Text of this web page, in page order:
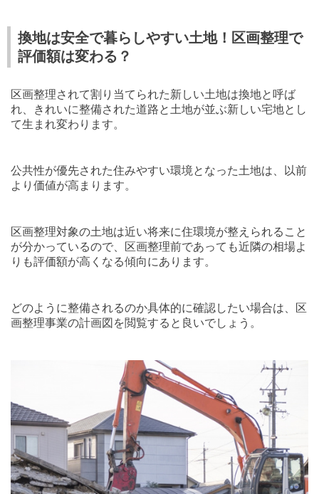
換地は安全で暮らしやすい土地！区画整理で
評価額は変わる？
区画整理されて割り当てられた新しい土地は換地と呼ば
れ、きれいに整備された道路と土地が並ぶ新しい宅地とし
て生まれ変わります。
公共性が優先された住みやすい環境となった土地は、以前
より価値が高まります。
区画整理対象の土地は近い将来に住環境が整えられること
が分かっているので、区画整理前であっても近隣の相場よ
りも評価額が高くなる傾向にあります。
どのように整備されるのか具体的に確認したい場合は、区
画整理事業の計画図を閲覧すると良いでしょう。